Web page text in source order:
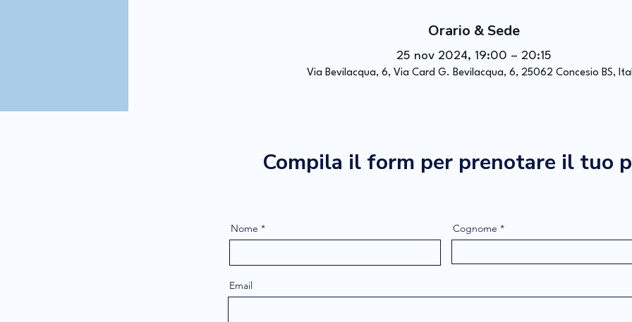
Orario & Sede
25 nov 2024, 19:00 – 20:15
Via Bevilacqua, 6, Via Card G. Bevilacqua, 6, 25062 Concesio BS,
Compila il form per prenotare il tuo
Nome Cognome
Email